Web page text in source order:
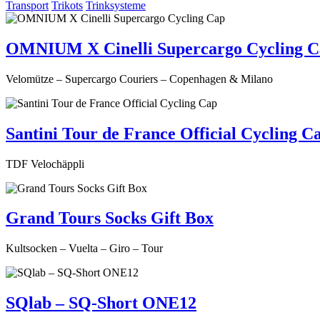
Transport Trikots Trinksysteme
OMNIUM X Cinelli Supercargo Cycling
Velomütze – Supercargo Couriers – Copenhagen & Milano
Santini Tour de France Official Cycling
TDF Velochäppli
Grand Tours Socks Gift Box
Kultsocken – Vuelta – Giro – Tour
SQlab – SQ-Short ONE12